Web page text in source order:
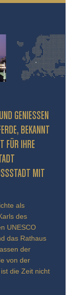
GENIESSEN S
BEKANNT D
IHRE PR
MIT HIS
als
des
UNESCO
das Rathaus
der
von der
die Zeit nicht